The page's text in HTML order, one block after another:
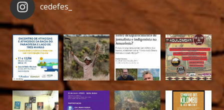
cedefes_